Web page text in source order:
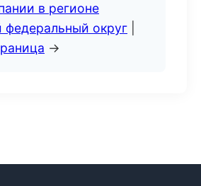
в регионе
федеральный округ
→